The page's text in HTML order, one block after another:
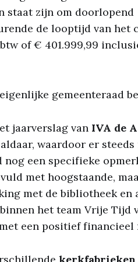
staat zijn om doorlopend
de looptijd van het
of € 401.999,99
gemeenteraad
jaarverslag van IVA de
waardoor er steeds
een specifieke
met hoogstaande,
met de bibliotheek en
het team Vrije Tijd
een positief
kerkfabrieken